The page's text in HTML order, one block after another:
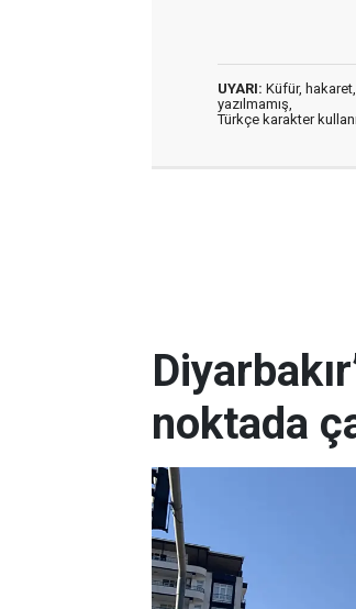
UYARI: Küfür,
yazılmamış,
Türkçe karakter
noktada